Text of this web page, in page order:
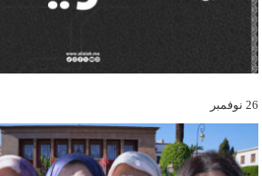
26 نوفمبر